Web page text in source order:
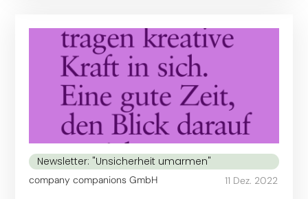
Newsletter: "Unsicherheit umarmen"
company companions GmbH 11 Dez. 2022